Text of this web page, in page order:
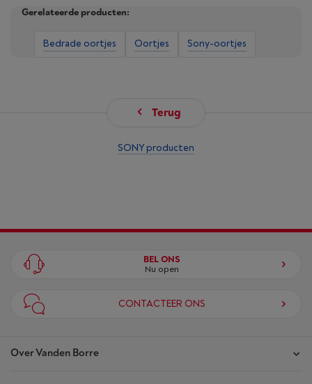
Gerelateerde producten:
Bedrade oortjes Oortjes Sony-oortjes
Terug
SONY producten
Over Vanden Borre
BEL ONS
Nu open
CONTACTEER ONS